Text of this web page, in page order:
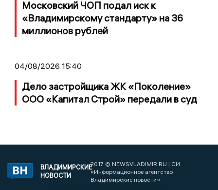
Московский ЧОП подал иск к
«Владимирскому стандарту» на 36
миллионов рублей
04/08/2026 15:40
Дело застройщика ЖК «Поколение»
ООО «Капитал Строй» передали в суд
ВЛАДИМИРСКИЕ
НОВОСТИ
2017 © NEWSVLADIMIR.RU | СИ
«Информационное агентство
Владимирские новости»